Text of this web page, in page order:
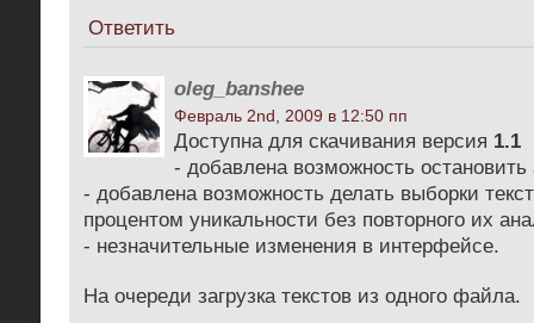
Ответить
oleg_banshee
Февраль 2nd, 2009 в 12:50 пп
Доступна для скачивания версия 1.1
- добавлена возможность остановить
- добавлена возможность делать выборки
процентом уникальности без повторного их
- незначительные изменения в интерфейсе.
На очереди загрузка текстов из одного файла.